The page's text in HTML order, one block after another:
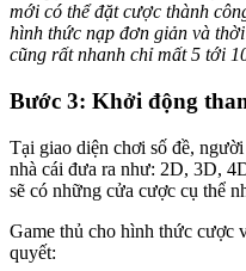
mới có thể đặt cược thành
hình thức nạp đơn giản và
cũng rất nhanh chỉ mất 5 tới
Bước 3: Khởi động
Tại giao diện chơi số đề,
nhà cái đưa ra như: 2D, 3D,
sẽ có những cửa cược cụ thể
Game thủ cho hình thức cược
quyết: